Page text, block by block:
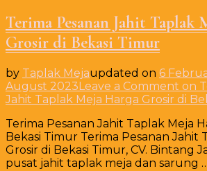
Terima Pesanan Jahit Taplak
Grosir di Bekasi Timur
by Taplak Mejaupdated on 6
August 2023 Leave a Comment on
Jahit Taplak Meja Harga Grosir di
Terima Pesanan Jahit Taplak Meja
Bekasi Timur Terima Pesanan Jahit
Grosir di Bekasi Timur, CV. Bintang
pusat jahit taplak meja dan sarung